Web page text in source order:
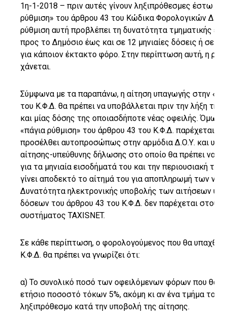
1η-1-2018 – πριν αυτές γίνουν ληξιπρόθεσμες έστω
ρύθμιση» του άρθρου 43 του Κώδικα Φορολογικών
ρύθμιση αυτή προβλέπει τη δυνατότητα τμηματικής
προς το Δημόσιο έως και σε 12 μηνιαίες δόσεις ή σε 24
για κάποιον έκτακτο φόρο. Στην περίπτωση αυτή, η
χάνεται.
Σύμφωνα με τα παραπάνω, η αίτηση υπαγωγής στην
του Κ.Φ.Δ. θα πρέπει να υποβάλλεται πριν την λήξη
και μίας δόσης της οποιασδήποτε νέας οφειλής.
«πάγια ρύθμιση» του άρθρου 43 του Κ.Φ.Δ. παρέχεται
προσέλθει αυτοπροσώπως στην αρμόδια Δ.Ο.Υ. και
αίτησης-υπεύθυνης δήλωσης στο οποίο θα πρέπει να
για τα μηνιαία εισοδήματά του και την περιουσιακή
γίνει αποδεκτό το αίτημά του για αποπληρωμή των
Δυνατότητα ηλεκτρονικής υποβολής των αιτήσεων
δόσεων του άρθρου 43 του Κ.Φ.Δ. δεν παρέχεται
συστήματος ΤΑΧΙSNET.
Σε κάθε περίπτωση, ο φορολογούμενος που θα υπαχθεί
Κ.Φ.Δ. θα πρέπει να γνωρίζει ότι:
α) Το συνολικό ποσό των οφειλόμενων φόρων που θα
ετήσιο ποσοστό τόκων 5%, ακόμη κι αν ένα τμήμα του
ληξιπρόθεσμο κατά την υποβολή της αίτησης.